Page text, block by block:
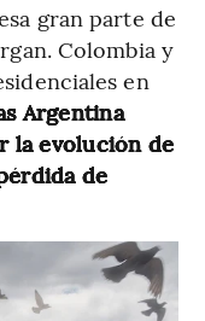
gran parte de
Colombia y
en
Argentina
la evolución de
de